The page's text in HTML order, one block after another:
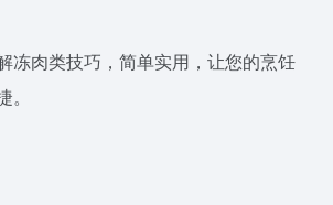
冻肉类技巧，简单实用，让您的烹饪